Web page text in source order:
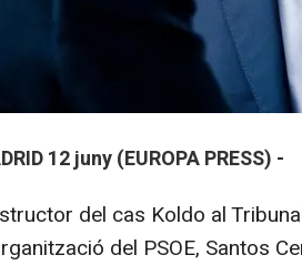
12 juny (EUROPA PRESS) -
del cas Koldo al
del PSOE, Santos